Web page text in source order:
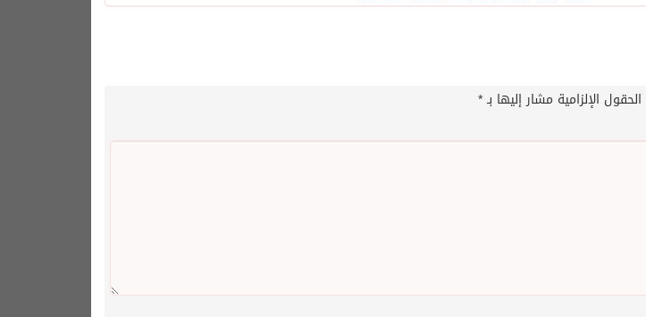
الحقول الإلزامية مشار إليها بـ*